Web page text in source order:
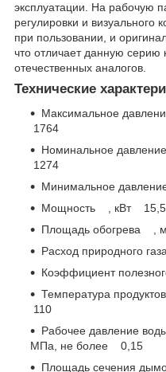
эксплуатации. На рабочую
регулировки и визуального
при пользовании, и
что отличает данную серию
отечественных аналогов.
Технические
Максимальное
1764
Номинальное
1274
Минимальное
Мощность , кВт 15,5
Площадь обогрева ,
Расход природного
Коэффициент
Температура
110
Рабочее давление
МПа, не более 0,15
Площадь сечения